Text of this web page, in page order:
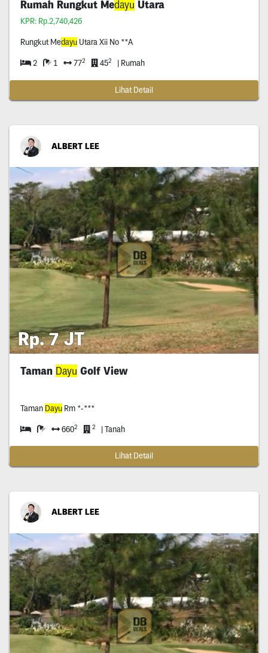
Rumah Rungkut Medayu Utara
KPR: Rp.2,740,426
Rungkut MedayuUtara Xii No **A
2 1 772 452 | Rumah
Lihat Detail
ALBERT LEE
Rp. 7 JT
Taman Dayu Golf View
Taman DayuRm *-***
6602 2 | Tanah
Lihat Detail
ALBERT LEE